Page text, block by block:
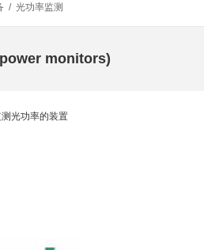
/ 光功率监测
monitors)
光功率的装置